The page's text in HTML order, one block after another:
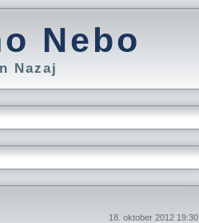
Nebo
in Nazaj
18. oktober 2012 19:30